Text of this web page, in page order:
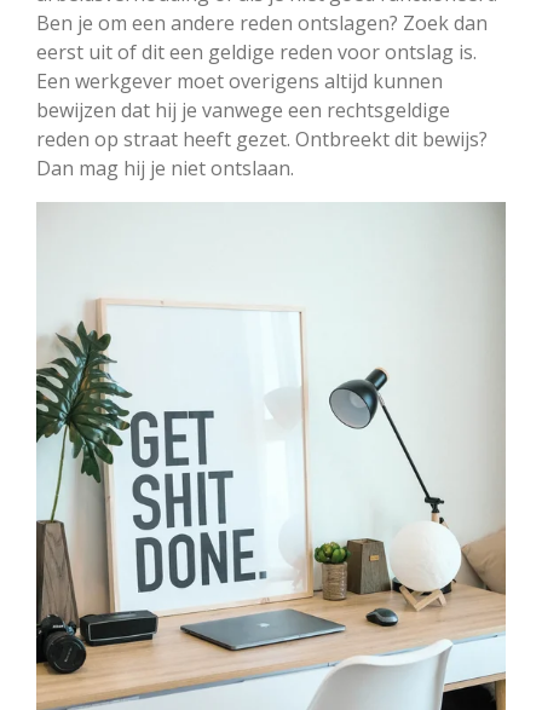
Ben je om een andere reden ontslagen? Zoek dan
eerst uit of dit een geldige reden voor ontslag is.
Een werkgever moet overigens altijd kunnen
bewijzen dat hij je vanwege een rechtsgeldige
reden op straat heeft gezet. Ontbreekt dit bewijs?
Dan mag hij je niet ontslaan.